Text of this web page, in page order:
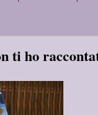
ti ho